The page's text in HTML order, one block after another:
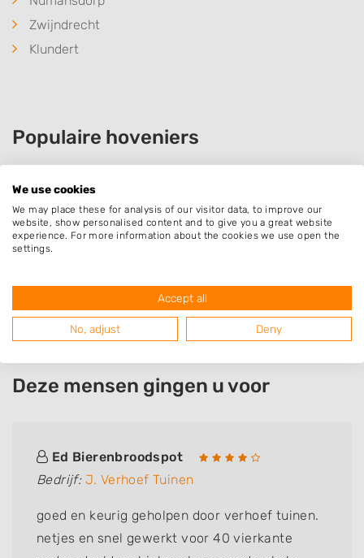
Zwijndrecht
Klundert
Populaire hoveniers
Henry Dunantplein 3
3286XG Klaaswaal
Deze mensen gingen u voor
Ed Bierenbroodspot
Bedrijf: J. Verhoef Tuinen
goed en keurig geholpen door verhoef tuinen.
netjes en snel gewerkt voor 40 vierkante
We use cookies
We may place these for analysis of our visitor data, to improve our
website, show personalised content and to give you a great website
experience. For more information about the cookies we use open the
settings.
Accept all
No, adjust Deny